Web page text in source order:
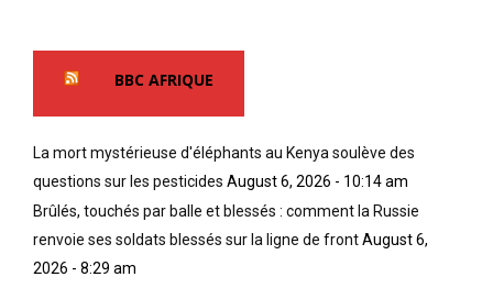
BBC AFRIQUE
La mort mystérieuse d'éléphants au Kenya soulève des
questions sur les pesticides August 6, 2026 - 10:14 am
Brûlés, touchés par balle et blessés : comment la Russie
renvoie ses soldats blessés sur la ligne de frontAugust 6,
2026 - 8:29 am